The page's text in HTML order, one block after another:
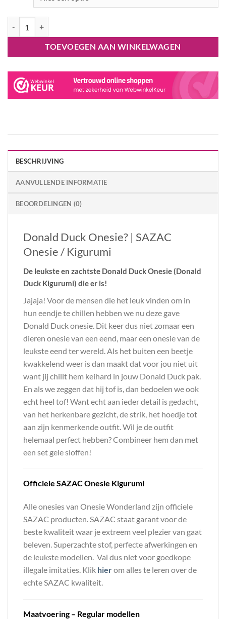
TOEVOEGEN AAN WINKELWAGEN
BESCHRIJVING
AANVULLENDE INFORMATIE
BEOORDELINGEN (0)
Donald Duck Onesie? | SAZAC
Onesie / Kigurumi
De leukste en zachtste Donald Duck Onesie (Donald
Duck Kigurumi) die er is!
Jajaja! Voor de mensen die het leuk vinden om in
hun eendje te chillen hebben we nu deze gave
Donald Duck onesie. Dit keer dus niet zomaar een
dieren onesie van een eend, maar een onesie van de
leukste eend ter wereld. Als het buiten een beetje
kwakkelend weer is dan maakt dat voor jou niet uit
want jij chillt hem keihard in jouw Donald Duck pak.
En als we zeggen dat hij tof is, dan bedoelen we ook
echt heel tof! Want echt aan ieder detail is gedacht,
van het herkenbare gezicht, de strik, het hoedje tot
aan zijn kenmerkende outfit. Wil je de outfit
helemaal perfect hebben? Combineer hem dan met
een set gele sloffen!
Officiele SAZAC Onesie Kigurumi
Alle onesies van Onesie Wonderland zijn officiele
SAZAC producten. SAZAC staat garant voor de
beste kwaliteit waar je extreem veel plezier van gaat
beleven. Superzachte stof, perfecte afwerkingen en
de leukste modellen. Val dus niet voor goedkope
illegale imitaties. Klik hierom alles te leren over de
echte SAZAC kwaliteit.
Maatvoering – Regular modellen